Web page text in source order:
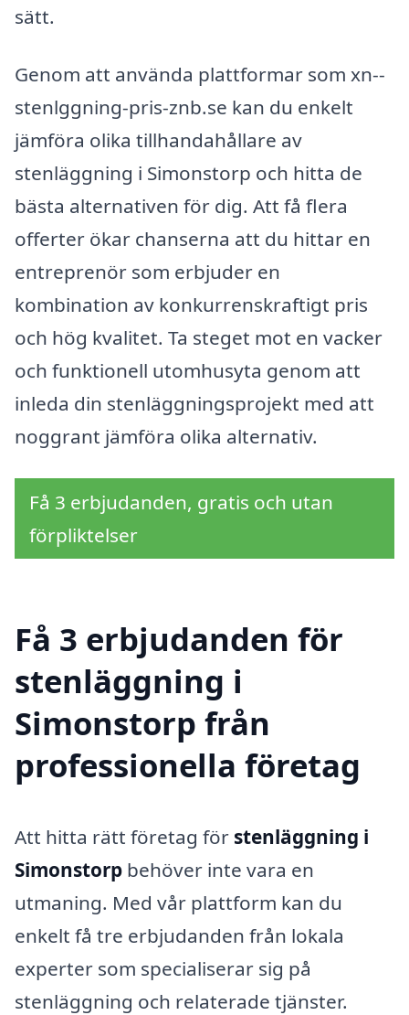
sätt.
Genom att använda plattformar som xn--
stenlggning-pris-znb.se kan du enkelt
jämföra olika tillhandahållare av
stenläggning i Simonstorp och hitta de
bästa alternativen för dig. Att få flera
offerter ökar chanserna att du hittar en
entreprenör som erbjuder en
kombination av konkurrenskraftigt pris
och hög kvalitet. Ta steget mot en vacker
och funktionell utomhusyta genom att
inleda din stenläggningsprojekt med att
noggrant jämföra olika alternativ.
Få 3 erbjudanden, gratis och utan
förpliktelser
Få 3 erbjudanden för
stenläggning i
Simonstorp från
professionella företag
Att hitta rätt företag för stenläggning i
Simonstorp behöver inte vara en
utmaning. Med vår plattform kan du
enkelt få tre erbjudanden från lokala
experter som specialiserar sig på
stenläggning och relaterade tjänster.